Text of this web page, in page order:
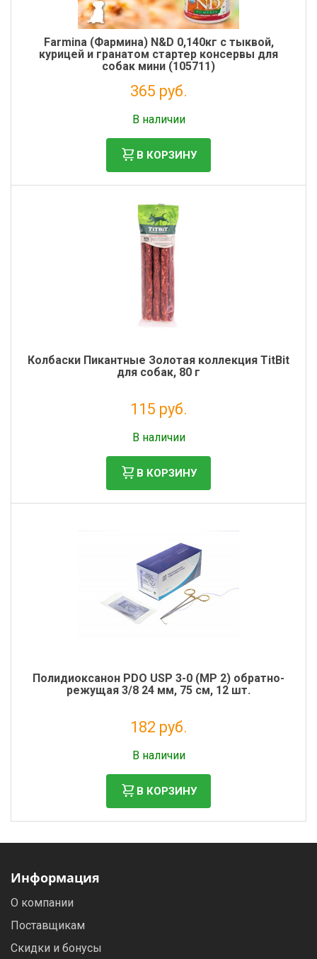
Farmina (Фармина) N&D 0,140кг с тыквой,
курицей и гранатом стартер консервы для
собак мини (105711)
365 руб.
В наличии
В КОРЗИНУ
Колбаски Пикантные Золотая коллекция TitBit
для собак, 80 г
115 руб.
В наличии
В КОРЗИНУ
Полидиоксанон PDO USP 3-0 (MР 2) обратно-
режущая 3/8 24 мм, 75 см, 12 шт.
182 руб.
В наличии
В КОРЗИНУ
Информация
О компании
Поставщикам
Скидки и бонусы